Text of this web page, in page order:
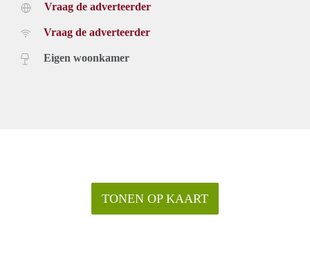
Vraag de adverteerder
Vraag de adverteerder
Eigen woonkamer
TONEN OP KAART